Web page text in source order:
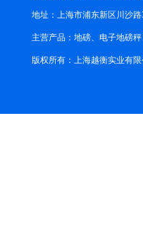
地址：上海市浦东新区川沙路
主营产品：地磅、电子地磅
版权所有：上海越衡实业有